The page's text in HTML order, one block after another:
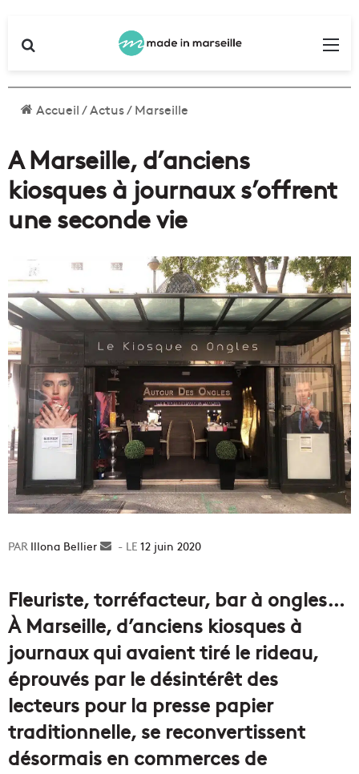
Accueil/Actus/Marseille
A Marseille, d’anciens
kiosques à journaux s’offrent
une seconde vie
Illona Bellier
Envoyer12 juin 2020
Fleuriste, torréfacteur, bar à ongles…
À Marseille, d’anciens kiosques à
journaux qui avaient tiré le rideau,
éprouvés par le désintérêt des
lecteurs pour la presse papier
traditionnelle, se reconvertissent
désormais en commerces de